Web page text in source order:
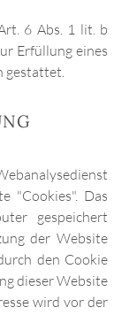
6 Abs. 1 lit. b
Erfüllung eines
gestattet.
"Cookies". Das
gespeichert
der Website
den Cookie
dieser Website
wird vor der